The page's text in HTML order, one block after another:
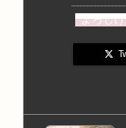
st
o
d
よろし